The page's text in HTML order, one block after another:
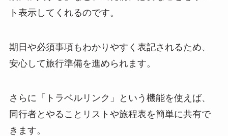
ト表示してくれるのです。
期日や必須事項もわかりやすく表記されるため、
安心して旅行準備を進められます。
さらに「トラベルリンク」という機能を使えば、
同行者とやることリストや旅程表を簡単に共有で
きます。